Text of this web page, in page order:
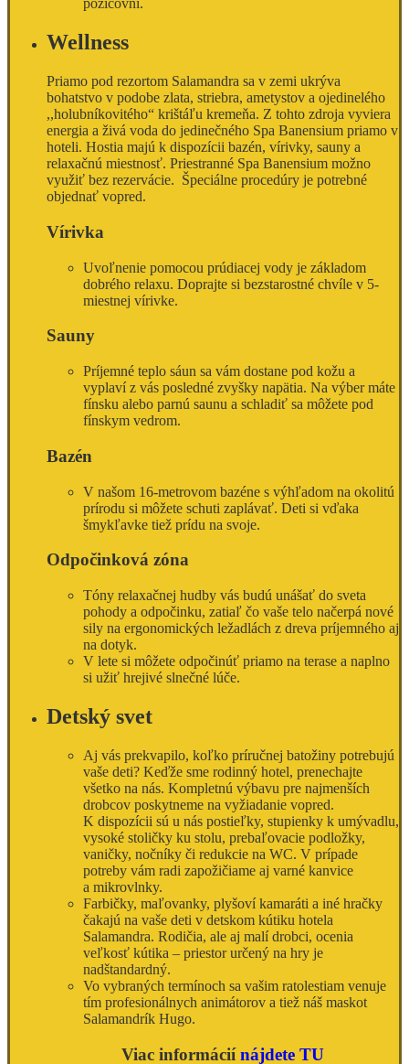
požičovni.
Wellness
Priamo pod rezortom Salamandra sa v zemi ukrýva
bohatstvo v podobe zlata, striebra, ametystov a ojedinelého
,,holubníkovitého“ krištáľu kremeňa. Z tohto zdroja vyviera
energia a živá voda do jedinečného Spa Banensium priamo v
hoteli. Hostia majú k dispozícii bazén, vírivky, sauny a
relaxačnú miestnosť. Priestranné Spa Banensium možno
využiť bez rezervácie. Špeciálne procedúry je potrebné
objednať vopred.
Vírivka
Uvoľnenie pomocou prúdiacej vody je základom
dobrého relaxu. Doprajte si bezstarostné chvíle v 5-
miestnej vírivke.
Sauny
Príjemné teplo sáun sa vám dostane pod kožu a
vyplaví z vás posledné zvyšky napätia. Na výber máte
fínsku alebo parnú saunu a schladiť sa môžete pod
fínskym vedrom.
Bazén
V našom 16-metrovom bazéne s výhľadom na okolitú
prírodu si môžete schuti zaplávať. Deti si vďaka
šmykľavke tiež prídu na svoje.
Odpočinková zóna
Tóny relaxačnej hudby vás budú unášať do sveta
pohody a odpočinku, zatiaľ čo vaše telo načerpá nové
sily na ergonomických ležadlách z dreva príjemného aj
na dotyk.
V lete si môžete odpočinúť priamo na terase a naplno
si užiť hrejivé slnečné lúče.
Detský svet
Aj vás prekvapilo, koľko príručnej batožiny potrebujú
vaše deti? Keďže sme rodinný hotel, prenechajte
všetko na nás. Kompletnú výbavu pre najmenších
drobcov poskytneme na vyžiadanie vopred.
K dispozícii sú u nás postieľky, stupienky k umývadlu,
vysoké stoličky ku stolu, prebaľovacie podložky,
vaničky, nočníky či redukcie na WC. V prípade
potreby vám radi zapožičiame aj varné kanvice
a mikrovlnky.
Farbičky, maľovanky, plyšoví kamaráti a iné hračky
čakajú na vaše deti v detskom kútiku hotela
Salamandra. Rodičia, ale aj malí drobci, ocenia
veľkosť kútika – priestor určený na hry je
nadštandardný.
Vo vybraných termínoch sa vašim ratolestiam venuje
tím profesionálnych animátorov a tiež náš maskot
Salamandrík Hugo.
Viac informáciínájdete TU